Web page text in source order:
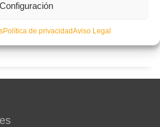
Configuración
Política de privacidadAviso Legal
de fútbol UEFA B en Valencia,